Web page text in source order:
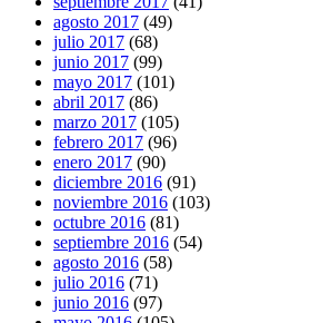
agosto 2017 (49)
julio 2017 (68)
junio 2017 (99)
mayo 2017 (101)
abril 2017 (86)
marzo 2017 (105)
febrero 2017 (96)
enero 2017 (90)
diciembre 2016 (91)
noviembre 2016 (103)
octubre 2016 (81)
septiembre 2016 (54)
agosto 2016 (58)
julio 2016 (71)
junio 2016 (97)